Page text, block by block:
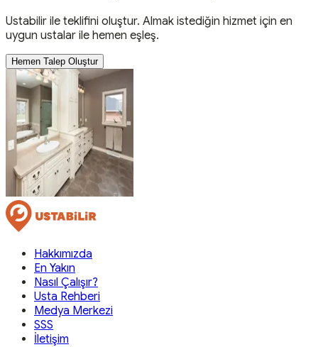
Ustabilir ile teklifini oluştur. Almak istediğin hizmet için en
uygun ustalar ile hemen eşleş.
Hemen Talep Oluştur
Hakkımızda
En Yakın
Nasıl Çalışır?
Usta Rehberi
Medya Merkezi
SSS
İletişim